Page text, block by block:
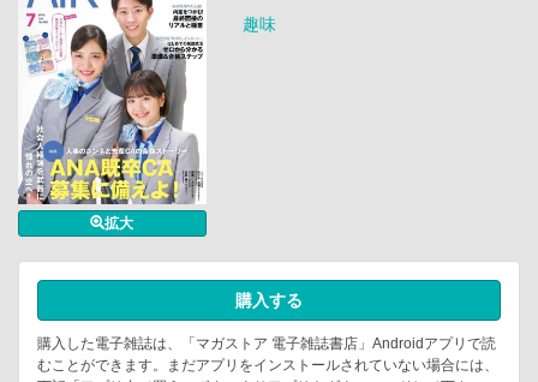
拡大
趣味
購入する
購入した電子雑誌は、「マガストア 電子雑誌書店」Androidアプリで読
むことができます。まだアプリをインストールされていない場合には、